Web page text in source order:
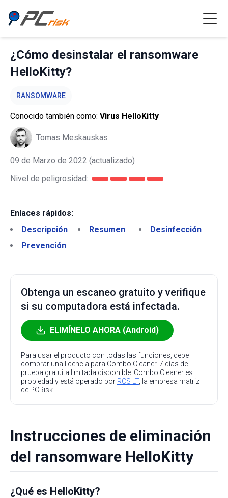
¿Cómo desinstalar el ransomware
HelloKitty?
RANSOMWARE
Conocido también como: Virus HelloKitty
Tomas Meskauskas
09 de Marzo de 2022 (actualizado)
Nivel de peligrosidad:
Enlaces rápidos:
Descripción
Resumen
Desinfección
Prevención
Obtenga un escaneo gratuito y verifique
si su computadora está infectada.
ELIMÍNELO AHORA (Android)
Para usar el producto con todas las funciones, debe
comprar una licencia para Combo Cleaner. 7 días de
prueba gratuita limitada disponible. Combo Cleaner es
propiedad y está operado por RCS LT, la empresa matriz
de PCRisk.
Instrucciones de eliminación
del ransomware HelloKitty
¿Qué es HelloKitty?